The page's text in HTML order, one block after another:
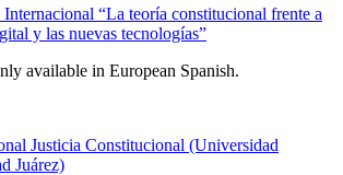
“La teoría constitucional frente a
y las nuevas tecnologías”
available in European Spanish.
Justicia Constitucional (Universidad
Juárez)